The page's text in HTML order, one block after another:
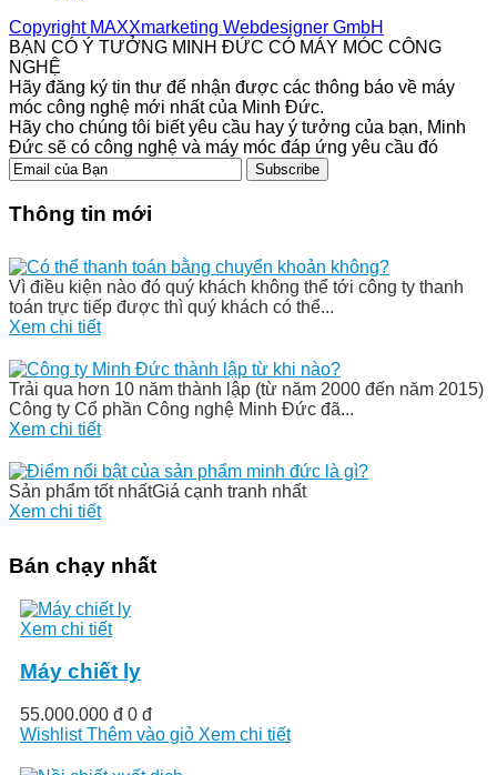
Copyright MAXXmarketing Webdesigner GmbH
BẠN CÓ Ý TƯỞNG MINH ĐỨC CÓ MÁY MÓC CÔNG
NGHỆ
Hãy đăng ký tin thư để nhận được các thông báo về máy
móc công nghệ mới nhất của Minh Đức.
Hãy cho chúng tôi biết yêu cầu hay ý tưởng của bạn, Minh
Đức sẽ có công nghệ và máy móc đáp ứng yêu cầu đó
Subscribe
Thông tin mới
Vì điều kiện nào đó quý khách không thể tới công ty thanh
toán trực tiếp được thì quý khách có thể...
Xem chi tiết
Trải qua hơn 10 năm thành lập (từ năm 2000 đến năm 2015)
Công ty Cổ phần Công nghệ Minh Đức đã...
Xem chi tiết
Sản phẩm tốt nhấtGiá cạnh tranh nhất
Xem chi tiết
Bán chạy nhất
Xem chi tiết
Máy chiết ly
55.000.000 đ 0 đ
Wishlist Thêm vào giỏ Xem chi tiết